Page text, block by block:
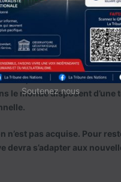
les atouts.
déjà un écosystème unique
agences
ONG et acteurs du
le monde disposent d’une
n’est pas acquise. Pour
devra s’adapter aux
Soutenez nous